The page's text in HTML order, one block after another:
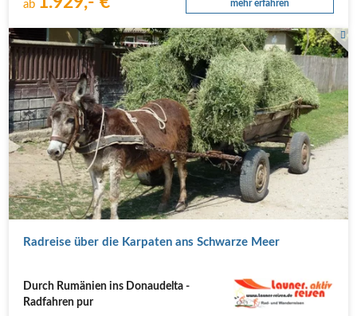
ab mehr erfahren
Radreise über die Karpaten ans Schwarze Meer
Durch Rumänien ins Donaudelta -
Radfahren pur